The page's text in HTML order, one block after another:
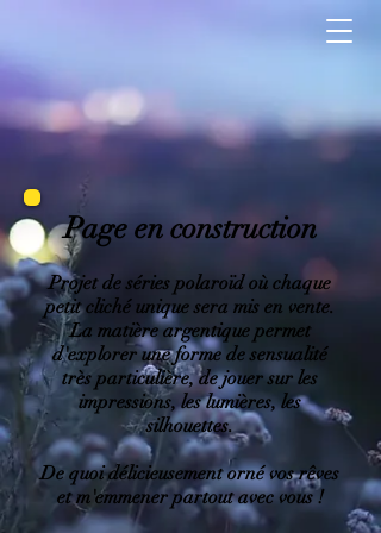
Page en construction
Projet de séries polaroïd où chaque
petit cliché unique sera mis en vente.
La matière argentique permet
d'explorer une forme de sensualité
très particulière, de jouer sur les
impressions, les lumières, les
silhouettes.
De quoi délicieusement orné vos rêves
et m'emmener partout avec vous !